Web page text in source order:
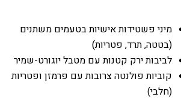
מיני פשטידות אישיות בטעמים משתנים
(בטטה, תרד, פטריות)
לביבות ירק קטנות עם מטבל יוגורט-שמיר
קוביות פולנטה צרובות עם פרמזן ופטריות
(חלבי)